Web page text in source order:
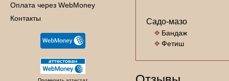
Оплата через WebMoney
Контакты
Садо-мазо
Бандаж
Фетиш